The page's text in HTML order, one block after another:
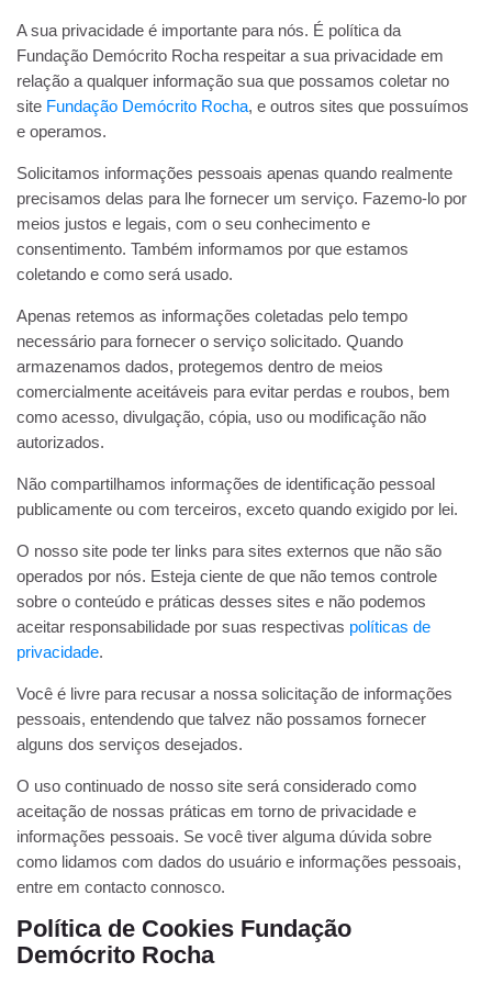
A sua privacidade é importante para nós. É política da
Fundação Demócrito Rocha respeitar a sua privacidade em
relação a qualquer informação sua que possamos coletar no
site Fundação Demócrito Rocha, e outros sites que possuímos
e operamos.
Solicitamos informações pessoais apenas quando realmente
precisamos delas para lhe fornecer um serviço. Fazemo-lo por
meios justos e legais, com o seu conhecimento e
consentimento. Também informamos por que estamos
coletando e como será usado.
Apenas retemos as informações coletadas pelo tempo
necessário para fornecer o serviço solicitado. Quando
armazenamos dados, protegemos dentro de meios
comercialmente aceitáveis ​​para evitar perdas e roubos, bem
como acesso, divulgação, cópia, uso ou modificação não
autorizados.
Não compartilhamos informações de identificação pessoal
publicamente ou com terceiros, exceto quando exigido por lei.
O nosso site pode ter links para sites externos que não são
operados por nós. Esteja ciente de que não temos controle
sobre o conteúdo e práticas desses sites e não podemos
aceitar responsabilidade por suas respectivas políticas de
privacidade.
Você é livre para recusar a nossa solicitação de informações
pessoais, entendendo que talvez não possamos fornecer
alguns dos serviços desejados.
O uso continuado de nosso site será considerado como
aceitação de nossas práticas em torno de privacidade e
informações pessoais. Se você tiver alguma dúvida sobre
como lidamos com dados do usuário e informações pessoais,
entre em contacto connosco.
Política de Cookies Fundação
Demócrito Rocha